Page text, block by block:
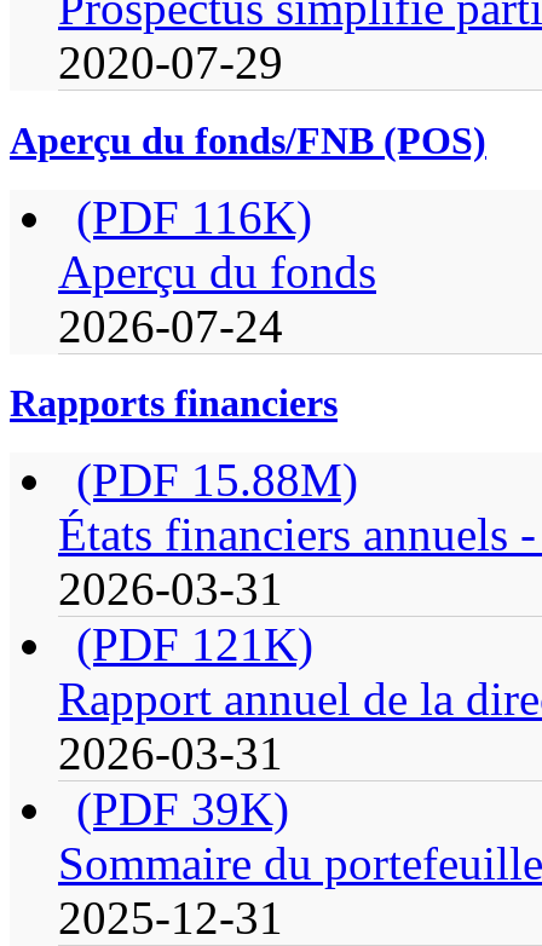
2020-07-29
Aperçu du fonds/FNB (POS)
(PDF 116K)
Aperçu du fonds
2026-07-24
Rapports financiers
(PDF 15.88M)
États financiers annuels
2026-03-31
(PDF 121K)
Rapport annuel de la
2026-03-31
(PDF 39K)
Sommaire du portefeuille
2025-12-31